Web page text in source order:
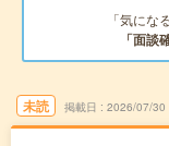
「気にな
「面談
未読 掲載日 2026/07/30